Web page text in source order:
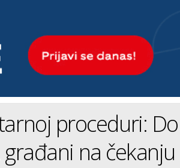
proceduri:
građani na čekanju